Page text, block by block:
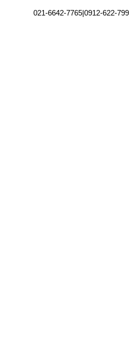
0912-622-
|
021-6642-7765